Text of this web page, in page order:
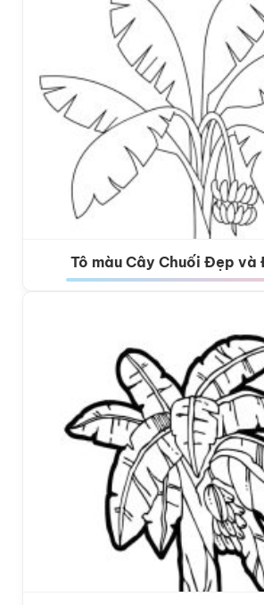
Tô màu Cây Chuối Đẹp và